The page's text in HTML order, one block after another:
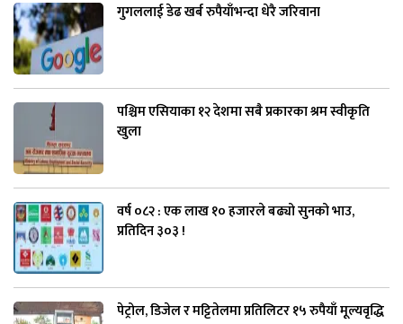
गुगललाई डेढ खर्ब रुपैयाँभन्दा धेरै जरिवाना
पश्चिम एसियाका १२ देशमा सबै प्रकारका श्रम स्वीकृति
खुला
वर्ष ०८२ : एक लाख १० हजारले बढ्यो सुनको भाउ,
प्रतिदिन ३०३ !
पेट्रोल, डिजेल र मट्टितेलमा प्रतिलिटर १५ रुपैयाँ मूल्यवृद्धि